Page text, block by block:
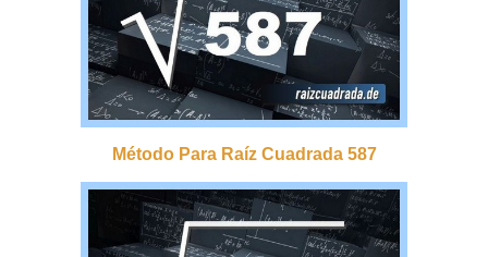
Método Para Raíz Cuadrada 587